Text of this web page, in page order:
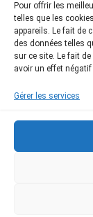
Pour offrir les
telles que les
appareils. Le fait de
des données telles
sur ce site. Le fait
avoir un effet
Gérer les services
diffusés
ou M6 ?